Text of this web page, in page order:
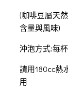
(咖啡豆屬天
含量與風味)
沖泡方式:每
請用180cc熱
用